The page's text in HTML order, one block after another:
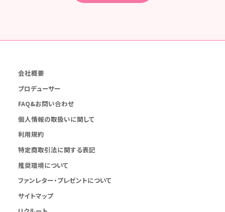
会社概要
プロデューサー
FAQ&お問い合わせ
個人情報の取扱いに関して
利用規約
特定商取引法に関する表記
推奨環境について
ファンレター・プレゼントについて
サイトマップ